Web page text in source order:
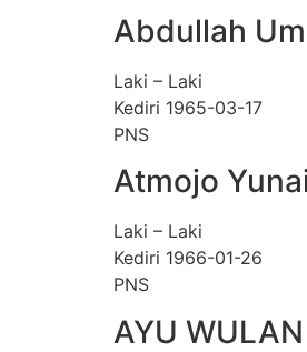
Abdullah
Laki – Laki
Kediri 1965-03-17
PNS
Atmojo
Laki – Laki
Kediri 1966-01-26
PNS
AYU